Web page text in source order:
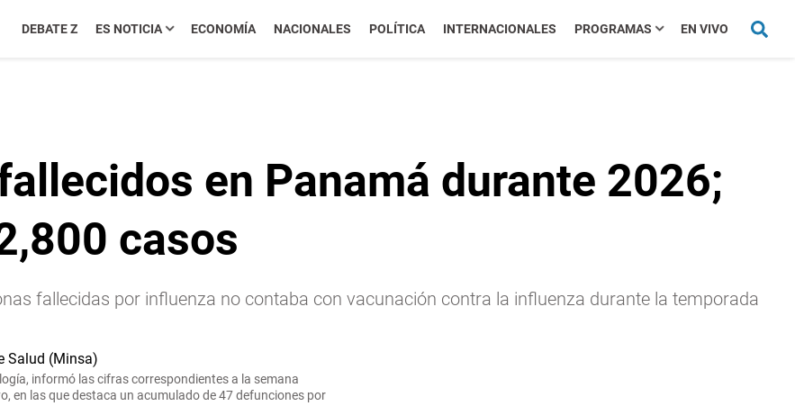
DEBATE Z ES NOTICIA ECONOMÍA NACIONALES POLÍTICA INTERNACIONALES PROGRAMAS EN VIVO
en Panamá durante 2026;
casos
fallecidas por influenza no contaba con vacunación contra la influenza durante la temporada
informó las cifras correspondientes a la semana
en las que destaca un acumulado de 47 defunciones por